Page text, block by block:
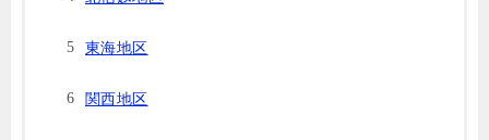
東海地区
関西地区